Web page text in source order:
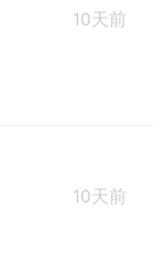
10天前
10天前